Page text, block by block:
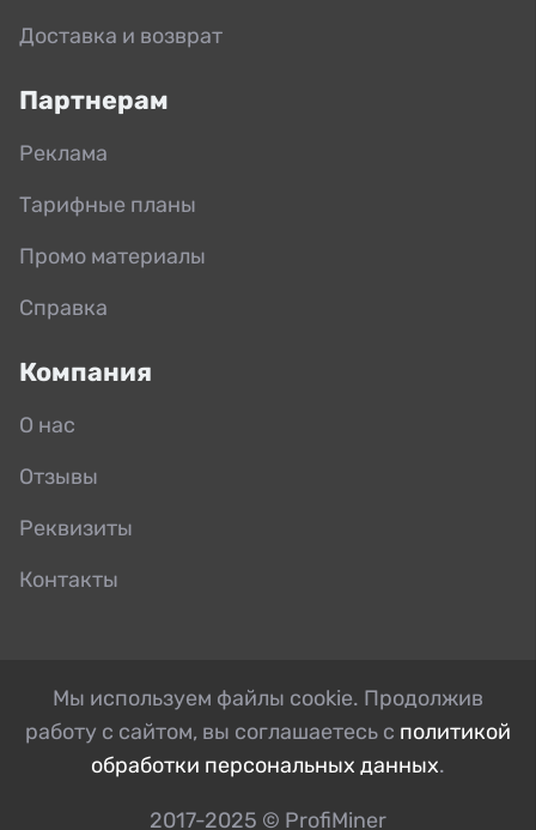
Доставка и возврат
Партнерам
Реклама
Тарифные планы
Промо материалы
Справка
Компания
О нас
Отзывы
Реквизиты
Контакты
Мы используем файлы cookie. Продолжив
работу с сайтом, вы соглашаетесь с политикой
обработки персональных данных.
2017-2025 © ProfiMiner